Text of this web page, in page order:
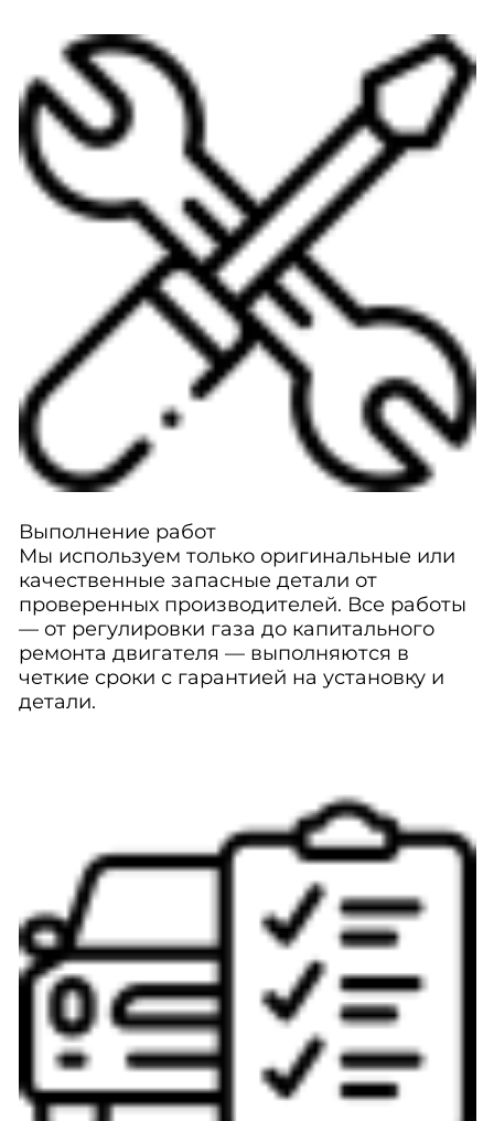
Выполнение работ
Мы используем только оригинальные или
качественные запасные детали от
проверенных производителей. Все работы
— от регулировки газа до капитального
ремонта двигателя — выполняются в
четкие сроки с гарантией на установку и
детали.